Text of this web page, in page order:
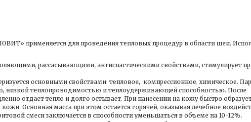
применяется для проведения тепловых процедур в области шеи.
рассасывающими, антиспастическими свойствами, стимулирует
основными свойствами: тепловое, компрессионное, химическое.
низкой теплопроводимостью и теплоудерживающей способностью. После
отдает тепло и долго остывает. При нанесении на кожу быстро
Основная масса при этом остается горячей, оказывая лечебное
смеси заключается в способности уменьшаться в объеме на 10-12%.